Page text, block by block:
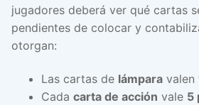
jugadores deberá ver qué cartas
pendientes de colocar y
otorgan:
Las cartas de lámparavalen
Cada carta de acción vale 5